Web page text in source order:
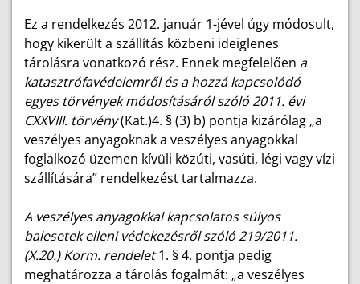
Ez a rendelkezés 2012. január 1-jével úgy módosult,
hogy kikerült a szállítás közbeni ideiglenes
tárolásra vonatkozó rész. Ennek megfelelően a
katasztrófavédelemről és a hozzá kapcsolódó
egyes törvények módosításáról szóló 2011. évi
CXXVIII. törvény(Kat.)4. § (3) b) pontja kizárólag „a
veszélyes anyagoknak a veszélyes anyagokkal
foglalkozó üzemen kívüli közúti, vasúti, légi vagy vízi
szállítására” rendelkezést tartalmazza.
A veszélyes anyagokkal kapcsolatos súlyos
balesetek elleni védekezésről szóló 219/2011.
(X.20.) Korm. rendelet1. § 4. pontja pedig
meghatározza a tárolás fogalmát: „a veszélyes